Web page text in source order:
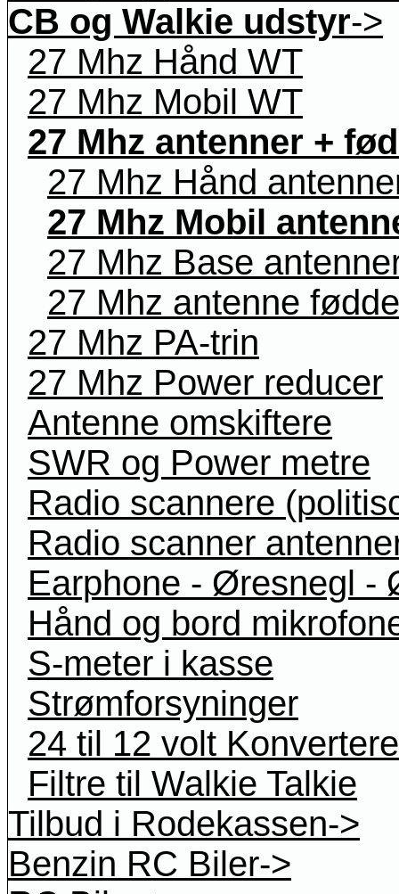
CB og Walkie udstyr->
27 Mhz Hånd WT
27 Mhz Mobil WT
27 Mhz antenner +
27 Mhz Hånd
27 Mhz Mobil
27 Mhz Base
27 Mhz antenne
27 Mhz PA-trin
27 Mhz Power reducer
Antenne omskiftere
SWR og Power metre
Radio scannere
Radio scanner
Earphone - Øresnegl -
Hånd og bord
S-meter i kasse
Strømforsyninger
24 til 12 volt Konvertere
Filtre til Walkie Talkie
Tilbud i Rodekassen->
Benzin RC Biler->